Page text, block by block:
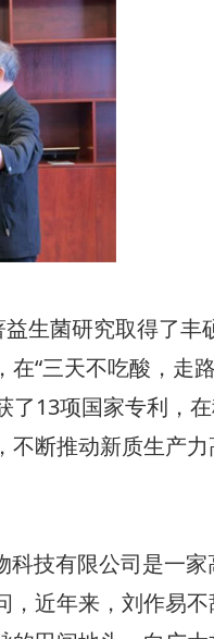
生菌研究取得了丰
“三天不吃酸，走
了13项国家专利，
不断推动新质生产力
技有限公司是一家
，近年来，刘作易不